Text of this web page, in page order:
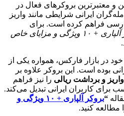
و معتبرترین بروکرهای فعال در
ایرانی شرایطی مانند واریز
فراهم کرده است. برای
“بروکر آلپاری + ۱۰ ویژگی‌ و مزایای خاص
در بازار فارکس، همواره یکی از
بوده است. این بروکر علاوه بر
و برداشت ریالی را نیز فراهم
برای کاربران ایرانی تبدیل می‌کند.
“
بروکر آلپاری + ۱۰ ویژگی و
مطالعه کنید.